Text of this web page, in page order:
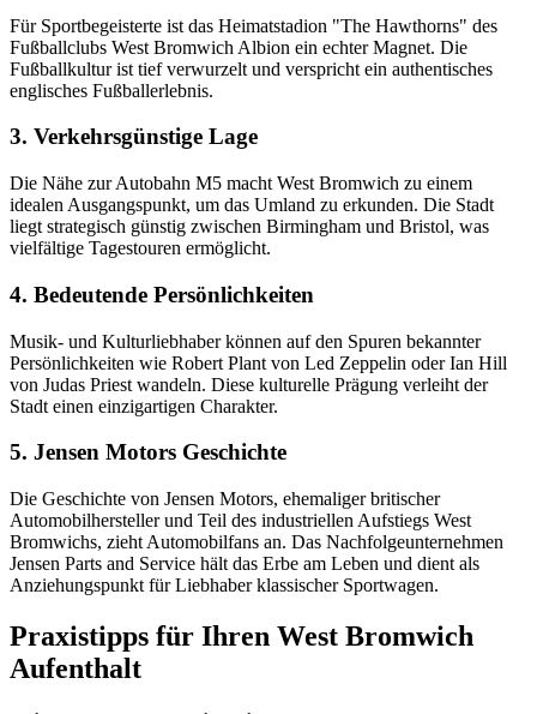
Für Sportbegeisterte ist das Heimatstadion "The Hawthorns" des
Fußballclubs West Bromwich Albion ein echter Magnet. Die
Fußballkultur ist tief verwurzelt und verspricht ein authentisches
englisches Fußballerlebnis.
3. Verkehrsgünstige Lage
Die Nähe zur Autobahn M5 macht West Bromwich zu einem
idealen Ausgangspunkt, um das Umland zu erkunden. Die Stadt
liegt strategisch günstig zwischen Birmingham und Bristol, was
vielfältige Tagestouren ermöglicht.
4. Bedeutende Persönlichkeiten
Musik- und Kulturliebhaber können auf den Spuren bekannter
Persönlichkeiten wie Robert Plant von Led Zeppelin oder Ian Hill
von Judas Priest wandeln. Diese kulturelle Prägung verleiht der
Stadt einen einzigartigen Charakter.
5. Jensen Motors Geschichte
Die Geschichte von Jensen Motors, ehemaliger britischer
Automobilhersteller und Teil des industriellen Aufstiegs West
Bromwichs, zieht Automobilfans an. Das Nachfolgeunternehmen
Jensen Parts and Service hält das Erbe am Leben und dient als
Anziehungspunkt für Liebhaber klassischer Sportwagen.
Praxistipps für Ihren West Bromwich
Aufenthalt